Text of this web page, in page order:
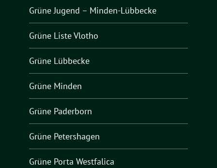
Grüne Jugend – Minden-Lübbecke
Grüne Liste Vlotho
Grüne Lübbecke
Grüne Minden
Grüne Paderborn
Grüne Petershagen
Grüne Porta Westfalica